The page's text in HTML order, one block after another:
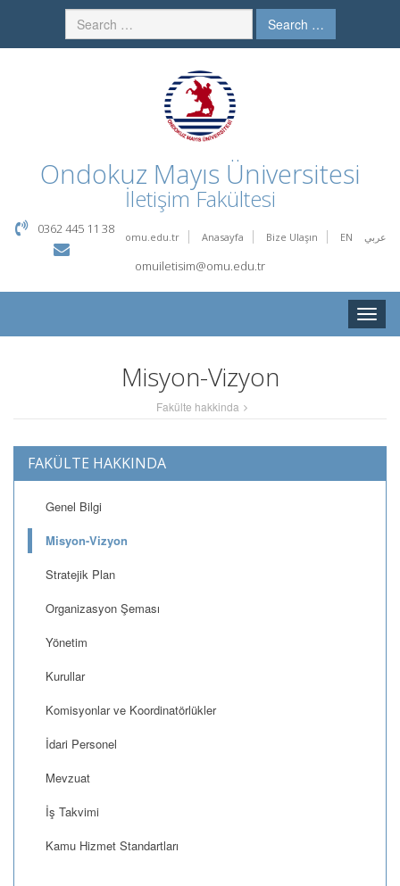
Search …
Ondokuz Mayıs Üniversitesi
İletişim Fakültesi
omu.edu.tr Anasayfa Bize Ulaşın EN عربي
0362 445 11 38
omuiletisim@omu.edu.tr
Toggle
Misyon-Vizyon
Fakülte hakkinda
FAKÜLTE HAKKINDA
Genel Bilgi
Misyon-Vizyon
Stratejik Plan
Organizasyon Şeması
Yönetim
Kurullar
Komisyonlar ve Koordinatörlükler
İdari Personel
Mevzuat
İş Takvimi
Kamu Hizmet Standartları